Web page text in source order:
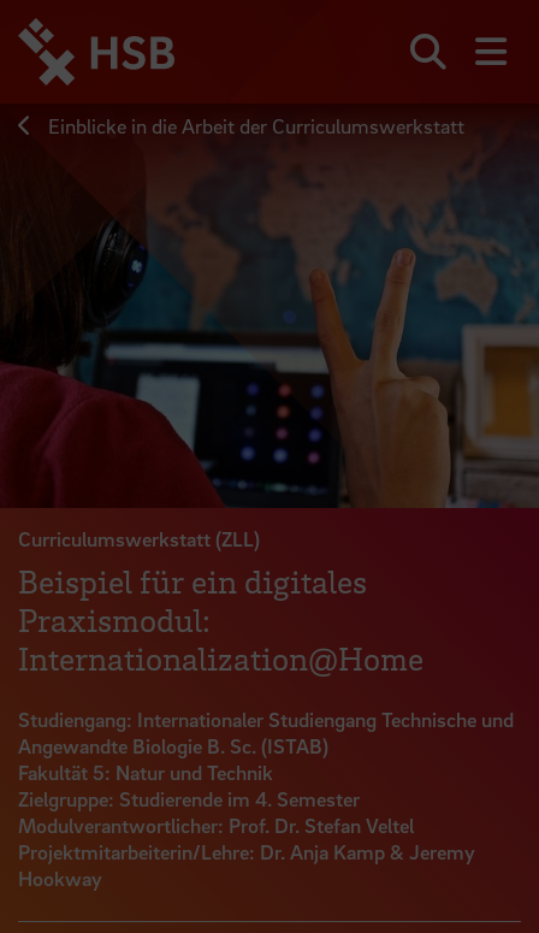
zum
Seiteninhalt
springen
Einblicke in die Arbeit der Curriculumswerkstatt
Curriculumswerkstatt (ZLL)
Beispiel für ein digitales
Praxismodul:
Internationalization@Home
Studiengang: Internationaler Studiengang Technische und
Angewandte Biologie B. Sc. (ISTAB)
Fakultät 5: Natur und Technik
Zielgruppe: Studierende im 4. Semester
Modulverantwortlicher: Prof. Dr. Stefan Veltel
Projektmitarbeiterin/Lehre: Dr. Anja Kamp & Jeremy
Hookway